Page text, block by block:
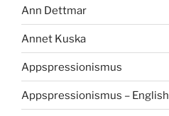
Ann Dettmar
Annet Kuska
Appspressionismus
Appspressionismus – English